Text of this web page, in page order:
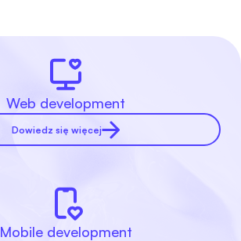
Web development
Dowiedz się więcej
Mobile development